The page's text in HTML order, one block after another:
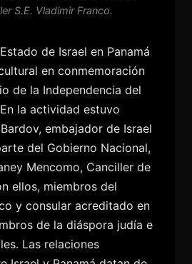
S.E. Vladimir Franco.
de Israel en Panamá
en conmemoración
de la Independencia del
la actividad estuvo
embajador de Israel
del Gobierno Nacional,
Mencomo, Canciller de
ellos, miembros del
y consular acreditado en
de la diáspora judía e
Las relaciones